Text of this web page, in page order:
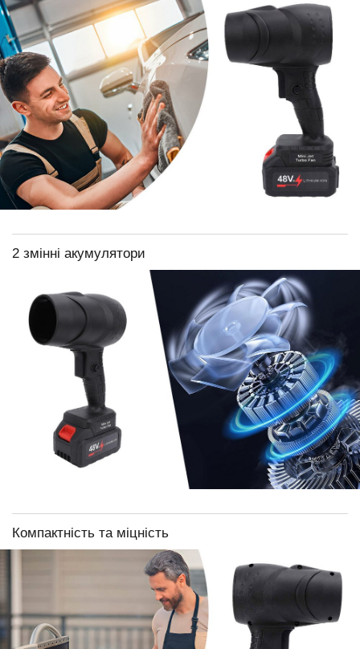
2 змінні акумулятори
Компактність та міцність